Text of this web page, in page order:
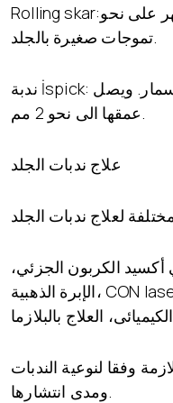
Rolling skar:وهى ندبات بقطر 4مم، وتظهر على نحو
تموجات صغيرة بالجلد.
ندبة İspick: وتظهر على نحو وكأنها مثقوبة بمسمار. ويصل
عمقها الى نحو 2 مم.
علاج ندبات الجلد
لعلاج ندبات الجلد
الكربون الجزئي،
الإبرة الذهبية، CON laser، Q-Switch العلاج بالليزر،
وفقا لنوعية الندبات
ومدى انتشارها.